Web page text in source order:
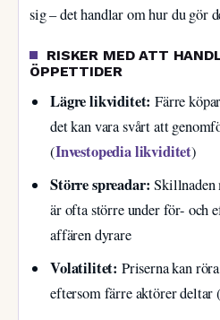
sig – det handlar om hur du gör
RISKER MED ATT
ÖPPETTIDER
Lägre likviditet: Färre
det kan vara svårt att
(Investopedia likviditet)
Större spreadar: Skillnaden
är ofta större under för- och
affären dyrare
Volatilitet: Priserna kan
eftersom färre aktörer deltar (